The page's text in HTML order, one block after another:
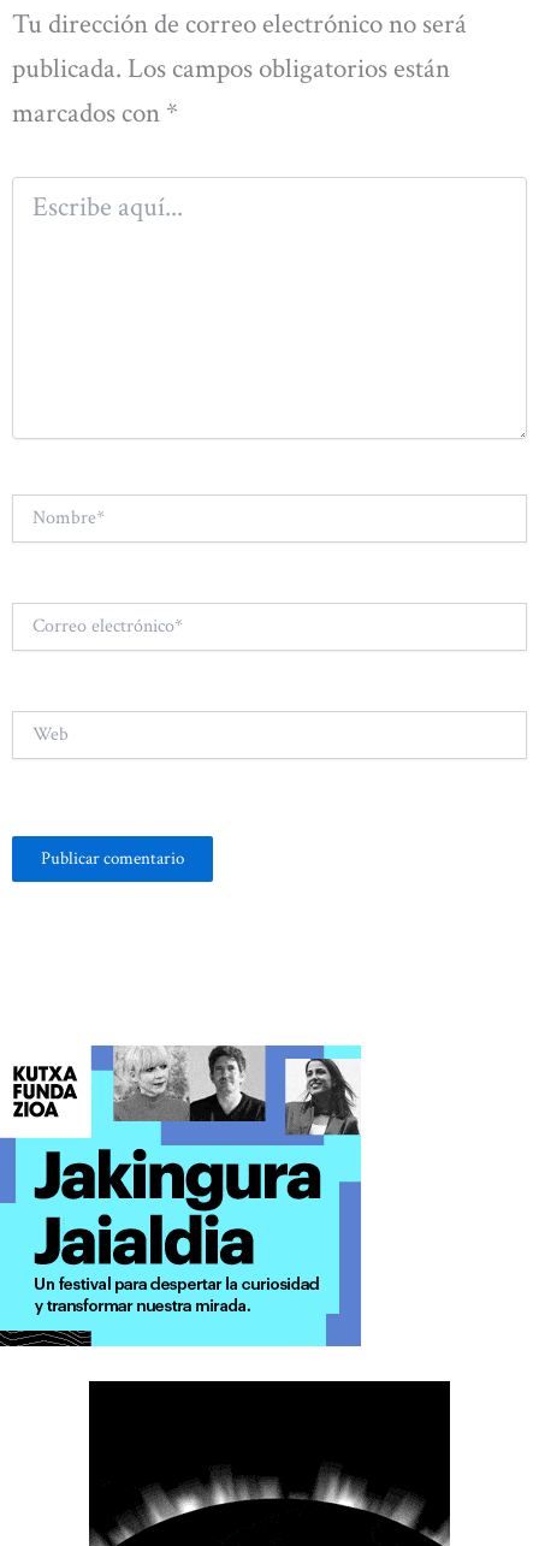
Tu dirección de correo electrónico no será
publicada. Los campos obligatorios están
marcados con *
Escribe
aquí...
Nombre*
Correo
electrónico*
Web